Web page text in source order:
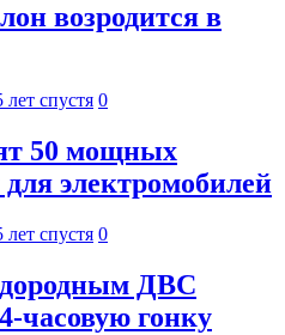
возродится в
лет спустя 0
50 мощных
электромобилей
лет спустя 0
ДВС
часовую гонку